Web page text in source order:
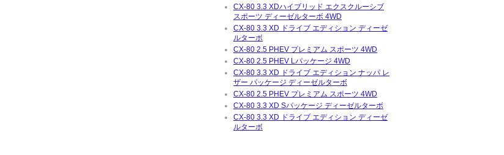
CX-80 3.3 XDハイブリッド エクスクルーシブ
スポーツ ディーゼルターボ 4WD
CX-80 3.3 XD ドライブ エディション ディーゼ
ルターボ
CX-80 2.5 PHEV プレミアム スポーツ 4WD
CX-80 2.5 PHEV Lパッケージ 4WD
CX-80 3.3 XD ドライブ エディション ナッパ レ
ザー パッケージ ディーゼルターボ
CX-80 2.5 PHEV プレミアム スポーツ 4WD
CX-80 3.3 XD Sパッケージ ディーゼルターボ
CX-80 3.3 XD ドライブ エディション ディーゼ
ルターボ